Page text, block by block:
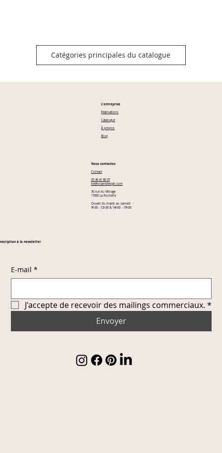
Catégories principales du catalogue
L'entreprise
Réalisations
Catalogue
À propos
Blog
à la newsletter
E-mail *
J'accepte de recevoir des mailings commerciaux. *
Envoyer
Nous contactez
Contact
05 46 41 80 07
be@octantdesign.com
30 rue du Minage
17000 La Rochelle
Ouvert du mardi au samedi
9h30 - 12h30 & 14h00 - 19h00